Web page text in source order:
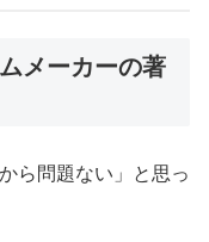
メーカーの著
ら問題ない」と思っ